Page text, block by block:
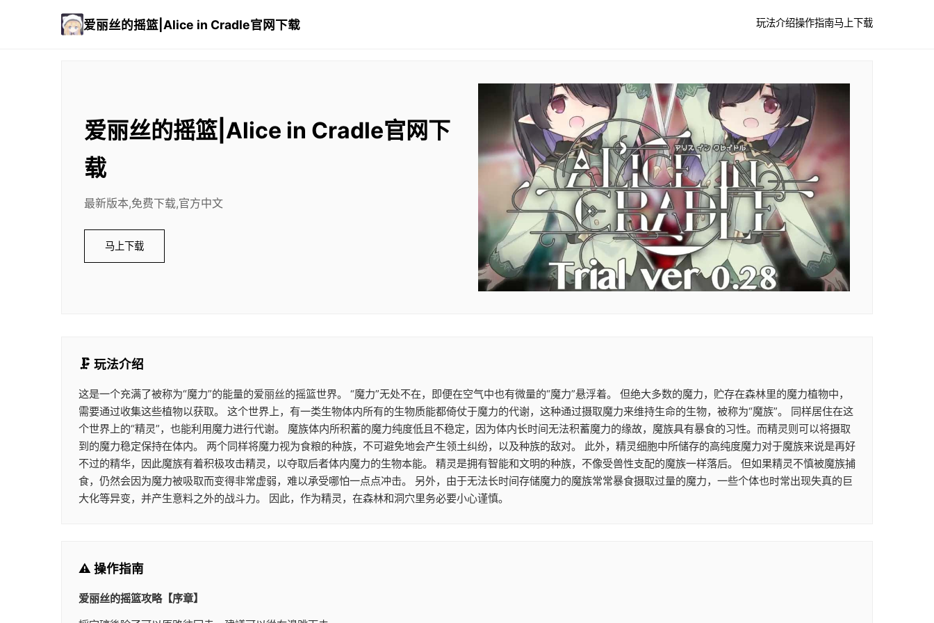
爱丽丝的摇篮|Alice in Cradle官网下载 玩法介绍操作指南马上下载
爱丽丝的摇篮|Alice in Cradle官网下
载
最新版本,免费下载,官方中文
马上下载
🗜️ 玩法介绍
这是一个充满了被称为“魔力”的能量的爱丽丝的摇篮世界。 “魔力”无处不在，即便在空气中也有微量的“魔力”悬浮着。 但绝大多数的魔力，贮存在森林里的魔力植物中，
需要通过收集这些植物以获取。 这个世界上，有一类生物体内所有的生物质能都倚仗于魔力的代谢，这种通过摄取魔力来维持生命的生物，被称为“魔族”。 同样居住在这
个世界上的“精灵”，也能利用魔力进行代谢。 魔族体内所积蓄的魔力纯度低且不稳定，因为体内长时间无法积蓄魔力的缘故，魔族具有暴食的习性。而精灵则可以将摄取
到的魔力稳定保持在体内。 两个同样将魔力视为食粮的种族，不可避免地会产生领土纠纷，以及种族的敌对。 此外，精灵细胞中所储存的高纯度魔力对于魔族来说是再好
不过的精华，因此魔族有着积极攻击精灵，以夺取后者体内魔力的生物本能。 精灵是拥有智能和文明的种族，不像受兽性支配的魔族一样落后。 但如果精灵不慎被魔族捕
食，仍然会因为魔力被吸取而变得非常虚弱，难以承受哪怕一点点冲击。 另外，由于无法长时间存储魔力的魔族常常暴食摄取过量的魔力，一些个体也时常出现失真的巨
大化等异变，并产生意料之外的战斗力。 因此，作为精灵，在森林和洞穴里务必要小心谨慎。
⚠️ 操作指南
爱丽丝的摇篮攻略【序章】